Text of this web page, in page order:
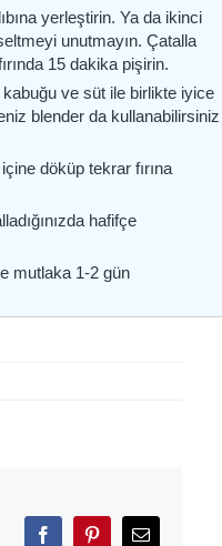
yerleştirin. Ya da ikinci
unutmayın. Çatalla
15 dakika pişirin.
ve süt ile birlikte iyice
blender da kullanabilirsiniz
içine döküp tekrar fırına
hafifçe
mutlaka 1-2 gün
FacebookPinterestEmail